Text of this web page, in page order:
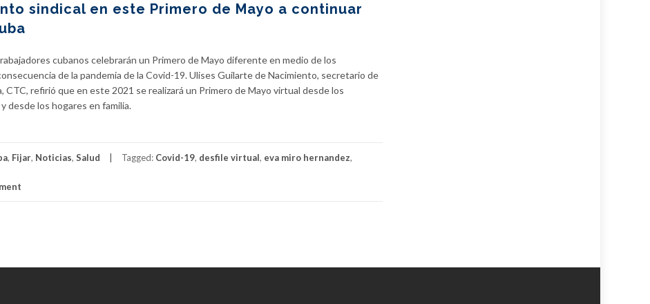
sindical en este Primero de Mayo a continuar
cubanos celebrarán un Primero de Mayo diferente en medio de los
de la pandemia de la Covid-19. Ulises Guilarte de Nacimiento, secretario de
CTC, refirió que en este 2021 se realizará un Primero de Mayo virtual desde los
desde los hogares en familia.
, Fijar, Noticias, Salud Tagged: Covid-19, desfile virtual, eva miro hernandez,